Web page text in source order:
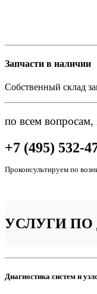
Запчасти в наличии
Собственный склад
по всем вопросам,
+7 (495) 532-
Проконсультируем по
УСЛУГИ ПО
Диагностика систем и